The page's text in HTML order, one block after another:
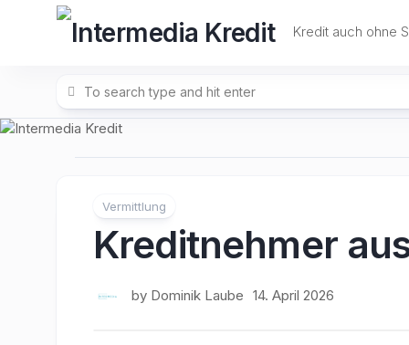
Kredit auch ohne
Vermittlung
Kreditnehmer
by Dominik Laube 14. April 2026